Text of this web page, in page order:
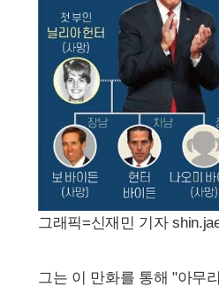
그래픽=신재민 기자
그는 이 만화를 통해 "아무